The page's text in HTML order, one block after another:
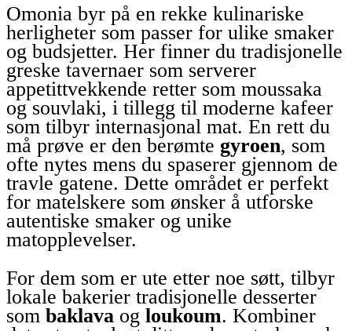
Omonia byr på en rekke kulinariske
herligheter som passer for ulike smaker
og budsjetter. Her finner du tradisjonelle
greske tavernaer som serverer
appetittvekkende retter som moussaka
og souvlaki, i tillegg til moderne kafeer
som tilbyr internasjonal mat. En rett du
må prøve er den berømte gyroen, som
ofte nytes mens du spaserer gjennom de
travle gatene. Dette området er perfekt
for matelskere som ønsker å utforske
autentiske smaker og unike
matopplevelser.
For dem som er ute etter noe søtt, tilbyr
lokale bakerier tradisjonelle desserter
som baklava og loukoum. Kombiner